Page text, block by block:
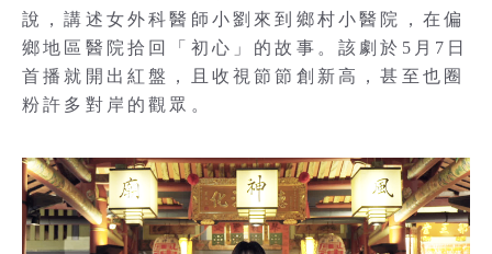
說，講述女外科醫師小劉來到鄉村小醫院，在偏
鄉地區醫院拾回「初心」的故事。該劇於5月7日
首播就開出紅盤，且收視節節創新高，甚至也圈
粉許多對岸的觀眾。